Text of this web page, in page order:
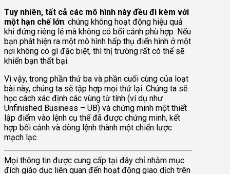
Tuy nhiên, tất cả các mô hình này đều đi kèm với
một hạn chế lớn: chúng không hoạt động hiệu quả
khi đứng riêng lẻ mà không có bối cảnh phù hợp. Nếu
bạn phát hiện ra một mô hình hấp thụ điển hình ở một
nơi không có gì đặc biệt, thì thị trường rất có thể sẽ
khiến bạn thất bại.
Vì vậy, trong phần thứ ba và phần cuối cùng của loạt
bài này, chúng ta sẽ tập hợp mọi thứ lại. Chúng ta sẽ
học cách xác định các vùng từ tính (ví dụ như
Unfinished Business – UB) và chứng minh một thiết
lập điểm vào lệnh cụ thể đã được chứng minh, kết
hợp bối cảnh và dòng lệnh thành một chiến lược
mạch lạc.
Mọi thông tin được cung cấp tại đây chỉ nhằm mục
đích giáo dục liên quan đến hoạt động giao dịch trên